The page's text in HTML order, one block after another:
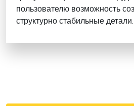
пользователю возможность
структурно стабильные детали.